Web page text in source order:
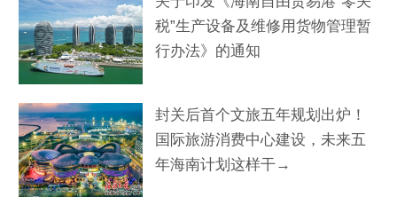
税”生产设备及维修用货物管理暂
行办法》的通知
封关后首个文旅五年规划出炉！
国际旅游消费中心建设，未来五
年海南计划这样干→